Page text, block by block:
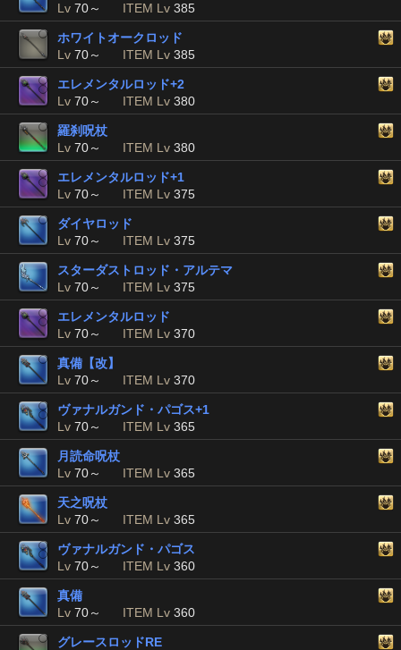
Lv 70～ ITEM Lv 385
ホワイトオークロッド
Lv 70～ ITEM Lv 385
エレメンタルロッド+2
Lv 70～ ITEM Lv 380
羅刹呪杖
Lv 70～ ITEM Lv 380
エレメンタルロッド+1
Lv 70～ ITEM Lv 375
ダイヤロッド
Lv 70～ ITEM Lv 375
スターダストロッド・アルテマ
Lv 70～ ITEM Lv 375
エレメンタルロッド
Lv 70～ ITEM Lv 370
真備【改】
Lv 70～ ITEM Lv 370
ヴァナルガンド・パゴス+1
Lv 70～ ITEM Lv 365
月読命呪杖
Lv 70～ ITEM Lv 365
天之呪杖
Lv 70～ ITEM Lv 365
ヴァナルガンド・パゴス
Lv 70～ ITEM Lv 360
真備
Lv 70～ ITEM Lv 360
グレースロッドRE